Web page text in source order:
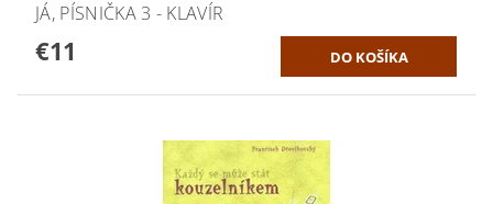
JÁ, PÍSNIČKA 3 - KLAVÍR
€11